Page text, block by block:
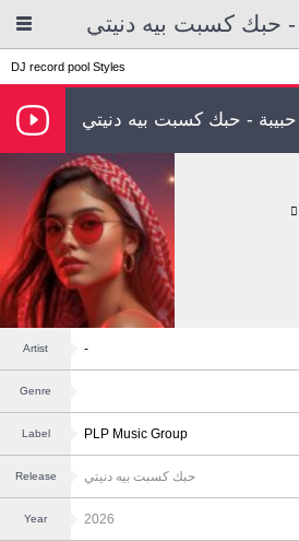
حبك كسبت بيه دنيتي
DJ record pool Styles
Artist -
Genre
Label PLP Music Group
Release حبك كسبت بيه دنيتي
Year 2026